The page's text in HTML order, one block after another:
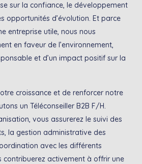
sur la confiance, le développement
opportunités d’évolution. Et parce
entreprise utile, nous nous
en faveur de l’environnement,
et d’un impact positif sur la
croissance et de renforcer notre
un Téléconseiller B2B F/H.
vous assurerez le suivi des
la gestion administrative des
avec les différents
contribuerez activement à offrir une